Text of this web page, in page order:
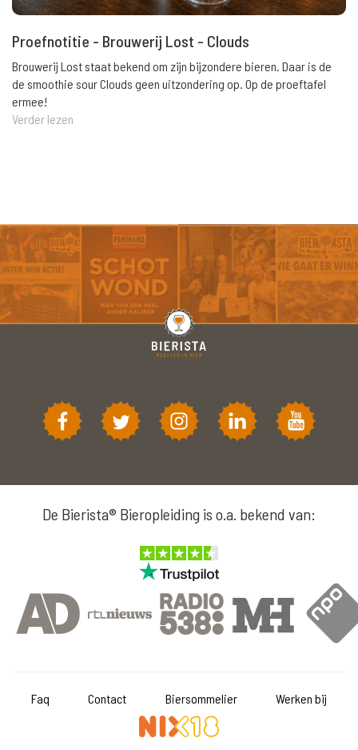
Proefnotitie - Brouwerij Lost - Clouds
Brouwerij Lost staat bekend om zijn bijzondere bieren. Daar is de
de smoothie sour Clouds geen uitzondering op. Op de proeftafel
ermee!
Verder lezen
De Bierista® Bieropleiding is o.a. bekend van:
Faq Contact Biersommelier Werken bij